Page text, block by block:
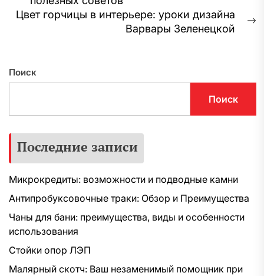
по
записям
запись:
Цвет горчицы в интерьере: уроки дизайна
Варвары Зеленецкой
Поиск
Поиск
Последние записи
Микрокредиты: возможности и подводные камни
Антипробуксовочные траки: Обзор и Преимущества
Чаны для бани: преимущества, виды и особенности
использования
Стойки опор ЛЭП
Малярный скотч: Ваш незаменимый помощник при